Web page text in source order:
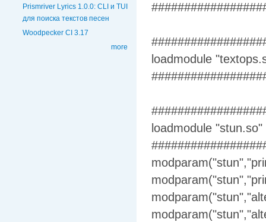
Prismriver Lyrics 1.0.0: CLI и TUI
для поиска текстов песен
Woodpecker CI 3.17
more
loadmodule
loadmodule "stun.so"